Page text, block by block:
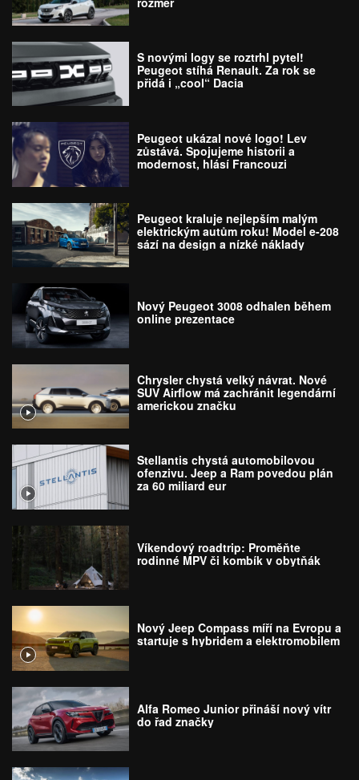
S novými logy se roztrhl pytel!
Peugeot stíhá Renault. Za rok se
přidá i „cool“ Dacia
Peugeot ukázal nové logo! Lev
zůstává. Spojujeme historii a
modernost, hlásí Francouzi
Peugeot kraluje nejlepším malým
elektrickým autům roku! Model e-208
sází na design a nízké náklady
Nový Peugeot 3008 odhalen během
online prezentace
Chrysler chystá velký návrat. Nové
SUV Airflow má zachránit legendární
americkou značku
Stellantis chystá automobilovou
ofenzivu. Jeep a Ram povedou plán
za 60 miliard eur
Víkendový roadtrip: Proměňte
rodinné MPV či kombík v obytňák
Nový Jeep Compass míří na Evropu a
startuje s hybridem a elektromobilem
Alfa Romeo Junior přináší nový vítr
do řad značky